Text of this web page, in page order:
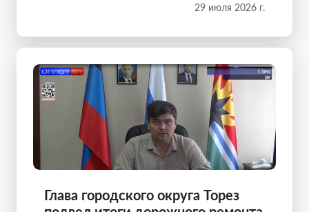
29 июля 2026 г.
Глава городского округа Торез